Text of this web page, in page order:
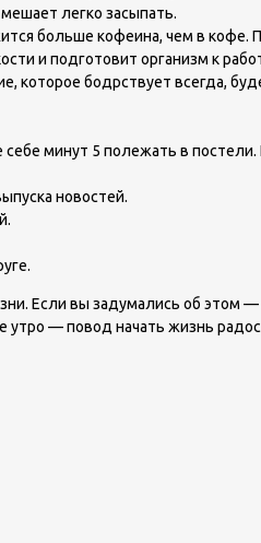
легко засыпать.
больше кофеина, чем в
и подготовит организм к
которое бодрствует всегда,
минут 5 полежать в
новостей.
Если вы задумались об этом
— повод начать жизнь